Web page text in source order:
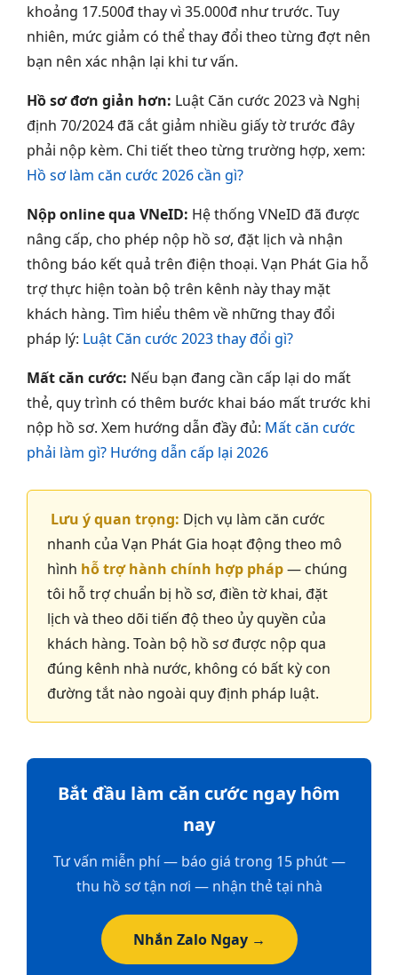
khoảng 17.500đ thay vì 35.000đ như trước. Tuy
nhiên, mức giảm có thể thay đổi theo từng đợt nên
bạn nên xác nhận lại khi tư vấn.
Hồ sơ đơn giản hơn: Luật Căn cước 2023 và Nghị
định 70/2024 đã cắt giảm nhiều giấy tờ trước đây
phải nộp kèm. Chi tiết theo từng trường hợp, xem:
Hồ sơ làm căn cước 2026 cần gì?
Nộp online qua VNeID: Hệ thống VNeID đã được
nâng cấp, cho phép nộp hồ sơ, đặt lịch và nhận
thông báo kết quả trên điện thoại. Vạn Phát Gia hỗ
trợ thực hiện toàn bộ trên kênh này thay mặt
khách hàng. Tìm hiểu thêm về những thay đổi
pháp lý: Luật Căn cước 2023 thay đổi gì?
Mất căn cước: Nếu bạn đang cần cấp lại do mất
thẻ, quy trình có thêm bước khai báo mất trước khi
nộp hồ sơ. Xem hướng dẫn đầy đủ: Mất căn cước
phải làm gì? Hướng dẫn cấp lại 2026
Lưu ý quan trọng: Dịch vụ làm căn cước
nhanh của Vạn Phát Gia hoạt động theo mô
hình hỗ trợ hành chính hợp pháp— chúng
tôi hỗ trợ chuẩn bị hồ sơ, điền tờ khai, đặt
lịch và theo dõi tiến độ theo ủy quyền của
khách hàng. Toàn bộ hồ sơ được nộp qua
đúng kênh nhà nước, không có bất kỳ con
đường tắt nào ngoài quy định pháp luật.
Bắt đầu làm căn cước ngay hôm
nay
Tư vấn miễn phí — báo giá trong 15 phút —
thu hồ sơ tận nơi — nhận thẻ tại nhà
Nhắn Zalo Ngay →